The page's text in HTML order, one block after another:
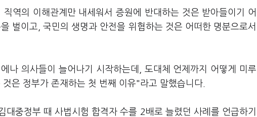
역의 이해관계만 내세워서 증원에 반대하는 것은 받아들이기 어
벌이고, 국민의 생명과 안전을 위협하는 것은 어떠한 명분으로서
나 의사들이 늘어나기 시작하는데, 도대체 언제까지 어떻게 미루
은 정부가 존재하는 첫 번째 이유"라고 말했습니다.
중정부 때 사법시험 합격자 수를 2배로 늘렸던 사례를 언급하기